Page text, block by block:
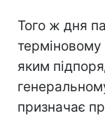
Того ж дня
яким
призначає